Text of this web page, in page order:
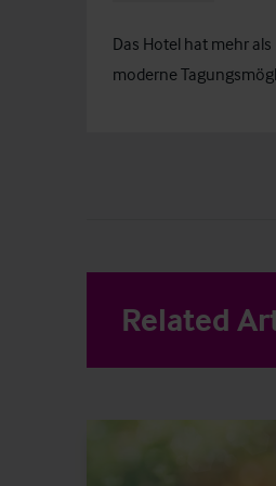
Das Hotel hat mehr
moderne
Related